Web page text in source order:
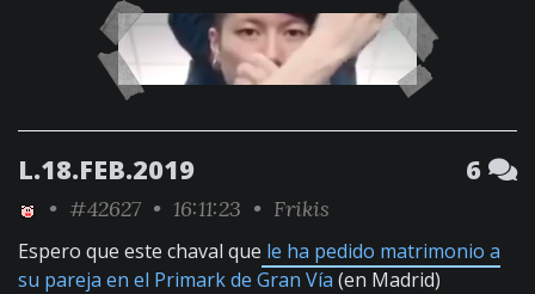
L.18.FEB.2019 6
• #42627 • 16:11:23 • Frikis
Espero que este chaval que le ha pedido matrimonio a
su pareja en el Primark de Gran Vía (en Madrid)